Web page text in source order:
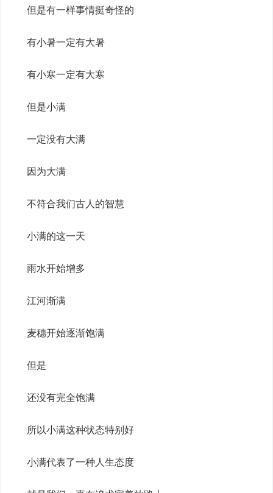
但是有一样事情挺奇怪的
有小暑一定有大暑
有小寒一定有大寒
但是小满
一定没有大满
因为大满
不符合我们古人的智慧
小满的这一天
雨水开始增多
江河渐满
麦穗开始逐渐饱满
但是
还没有完全饱满
所以小满这种状态特别好
小满代表了一种人生态度